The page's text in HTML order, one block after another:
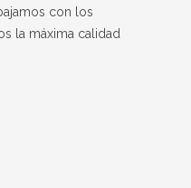
con los
la máxima calidad